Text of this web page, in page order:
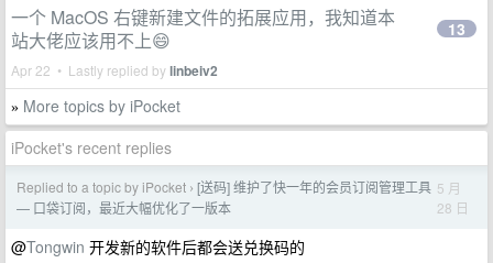
一个 MacOS 右键新建文件的拓展应用，我知道本
站大佬应该用不上😄
Apr 22 • Lastly replied bylinbeiv2
13
» More topics by iPocket
iPocket's recent replies
Replied to a topic by iPocket › [送码] 维护了快一年的会员订阅管理工具
— 口袋订阅，最近大幅优化了一版本
5 月
28 日
@Tongwin 开发新的软件后都会送兑换码的